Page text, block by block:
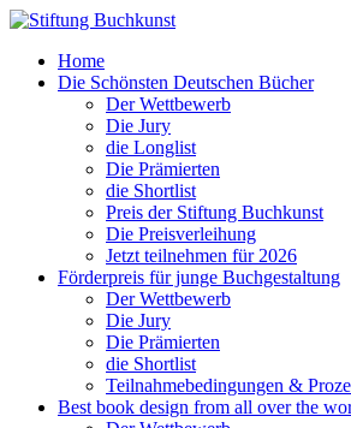
Home
Die Schönsten Deutschen Bücher
Der Wettbewerb
Die Jury
die Longlist
Die Prämierten
die Shortlist
Preis der Stiftung Buchkunst
Die Preisverleihung
Jetzt teilnehmen für 2026
Förderpreis für junge Buchgestaltung
Der Wettbewerb
Die Jury
Die Prämierten
die Shortlist
Teilnahmebedingungen &
Best book design from all over the